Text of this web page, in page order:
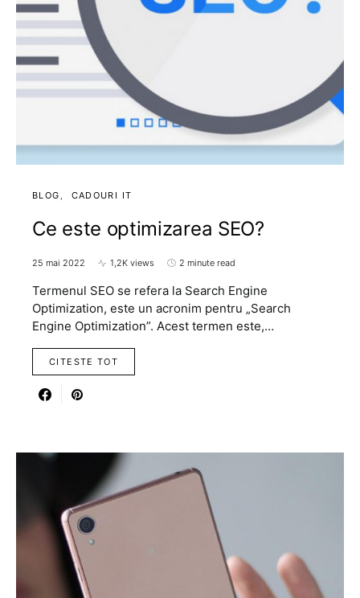
BLOG CADOURI IT
Ce este optimizarea SEO?
25 mai 2022 1,2K views 2 minute read
Termenul SEO se refera la Search Engine
Optimization, este un acronim pentru „Search
Engine Optimization”. Acest termen este,…
CITESTE TOT